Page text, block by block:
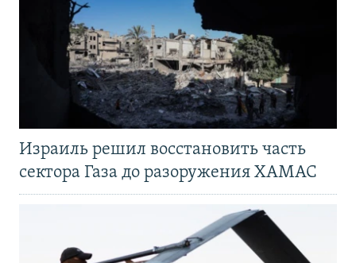
Израиль решил восстановить часть
сектора Газа до разоружения ХАМАС